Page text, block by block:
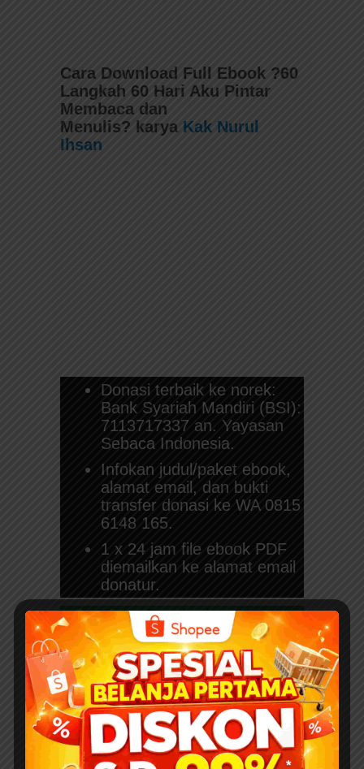
Cara Download Full Ebook ?60
Langkah 60 Hari Aku Pintar
Membaca dan
Menulis? karya Kak Nurul
Ihsan
Donasi terbaik ke norek:
Bank Syariah Mandiri (BSI):
7113717337 an. Yayasan
Sebaca Indonesia.
Infokan judul/paket ebook,
alamat email, dan bukti
transfer donasi ke WA 0815
6148 165.
1 x 24 jam file ebook PDF
diemailkan ke alamat email
donatur.
Baca juga: Download
Ebook Anak
Bergambar: Seri Kisah
25 Nabi dan Rasul (2
Judul)
Sumber dan Kontributor
Penerbit Transmedia Pustaka
Jl. H. Montong No. 57 Ciganjur ?